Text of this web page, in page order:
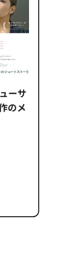
サ
メ